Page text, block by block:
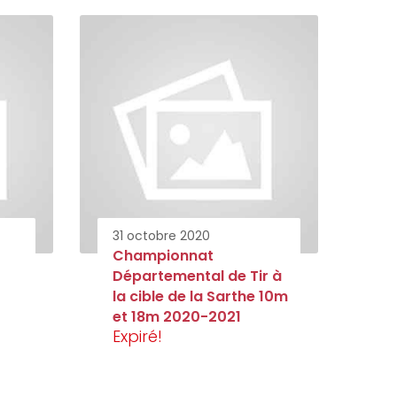
31 octobre 2020
Championnat
Départemental de Tir à
la cible de la Sarthe 10m
et 18m 2020-2021
Expiré!